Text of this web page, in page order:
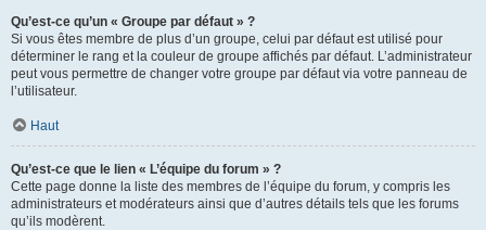
Qu’est-ce qu’un « Groupe par défaut » ?
Si vous êtes membre de plus d’un groupe, celui par défaut est utilisé pour
déterminer le rang et la couleur de groupe affichés par défaut. L’administrateur
peut vous permettre de changer votre groupe par défaut via votre panneau de
l’utilisateur.
Haut
Qu’est-ce que le lien « L’équipe du forum » ?
Cette page donne la liste des membres de l’équipe du forum, y compris les
administrateurs et modérateurs ainsi que d’autres détails tels que les forums
qu’ils modèrent.